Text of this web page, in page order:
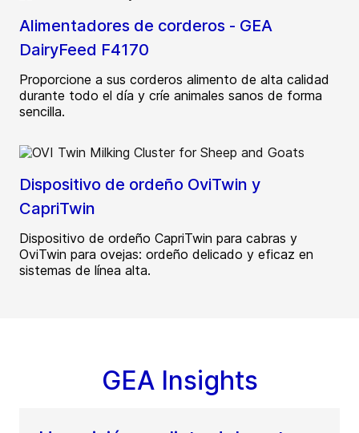
Alimentadores de corderos - GEA
DairyFeed F4170
Proporcione a sus corderos alimento de alta calidad
durante todo el día y críe animales sanos de forma
sencilla.
Dispositivo de ordeño OviTwin y
CapriTwin
Dispositivo de ordeño CapriTwin para cabras y
OviTwin para ovejas: ordeño delicado y eficaz en
sistemas de línea alta.
GEA Insights